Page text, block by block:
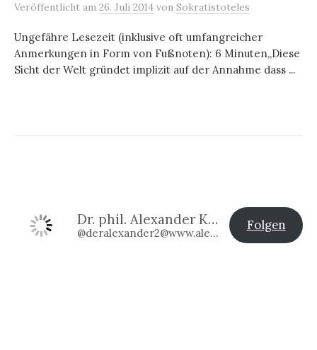
Veröffentlicht am 26. Juli 2014 von Sokratistoteles
Ungefähre Lesezeit (inklusive oft umfangreicher
Anmerkungen in Form von Fußnoten): 6 Minuten„Diese
Sicht der Welt gründet implizit auf der Annahme dass ...
Dr. phil. Alexander Klier
@deralexander2@www.alexander-klier.net
Folgen